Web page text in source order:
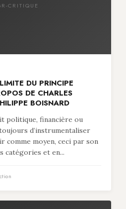
CRITIQUE
DU PRINCIPE
DE CHARLES
BOISNARD
politique, financière ou
d’instrumentaliser
comme moyen, ceci par son
catégories et en...